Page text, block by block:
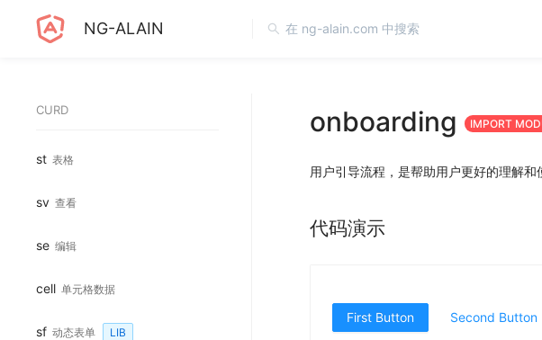
NG-ALAIN
CURD
st 表格
sv 查看
se 编辑
cell 单元格数据
sf 动态表单 LIB
onboarding IMPORT
用户引导流程，是帮助用户更好的理解和
代码演示
First Button Second Button